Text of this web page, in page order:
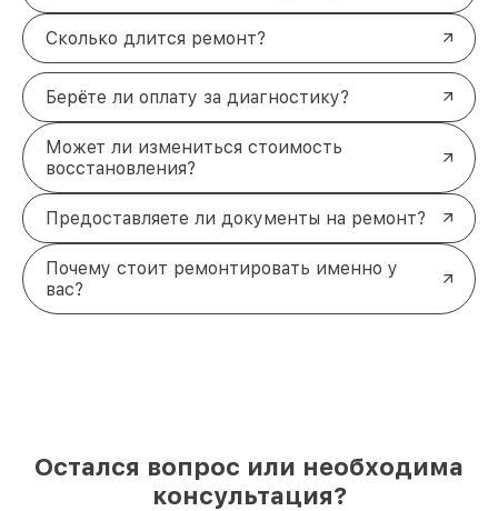
Сколько длится ремонт?
Берёте ли оплату за диагностику?
Может ли измениться стоимость
восстановления?
Предоставляете ли документы на ремонт?
Почему стоит ремонтировать именно у
вас?
Остался вопрос или необходима
консультация?